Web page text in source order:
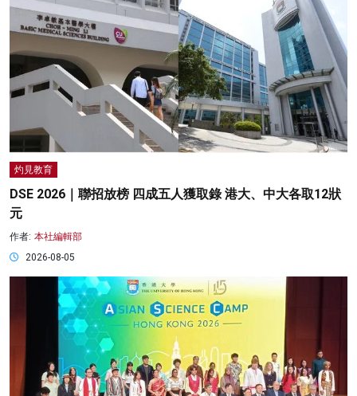
灼見教育
DSE 2026｜聯招放榜 四成五人獲取錄 港大、中大各取12狀
元
作者: 本社編輯部
2026-08-05